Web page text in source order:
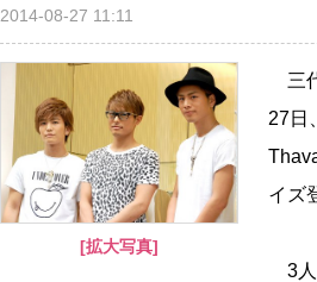
2014-08-27 11:11
[拡大写真]
三
27日
イズ
3人